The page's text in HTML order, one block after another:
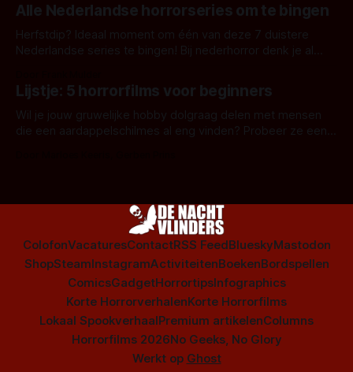
Alle Nederlandse horrorseries om te bingen
Herfstdip? Ideaal moment om één van deze 7 duistere
Nederlandse series te bingen! Bij nederhorror denk je al
Amsterdamned of The Johnsons. Maar Nederlandse horror
is niet beperkt tot films. Hier een aantal Nederlandse tv-
series uit het duistere of horrorgenre. Als
Lijstje: 5 horrorfilms voor beginners
Wil je jouw gruwelijke hobby dolgraag delen met mensen
die een aardappelschilmes al eng vinden? Probeer ze eens
ColofonVacaturesContactRSS FeedBlueskyMastodon
ShopSteamInstagramActiviteitenBoekenBordspellen
ComicsGadgetHorrortipsInfographics
Korte HorrorverhalenKorte Horrorfilms
Lokaal SpookverhaalPremium artikelenColumns
Horrorfilms 2026No Geeks, No Glory
Werkt op Ghost